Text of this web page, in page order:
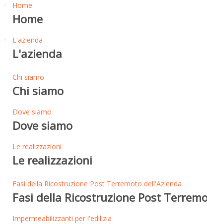
Home
Home
L'azienda
L'azienda
Chi siamo
Chi siamo
Dove siamo
Dove siamo
Le realizzazioni
Le realizzazioni
Fasi della Ricostruzione Post Terremoto dell'Azienda
Fasi della Ricostruzione Post
Impermeabilizzanti per l'edilizia